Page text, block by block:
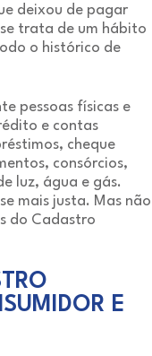
deixou de pagar
trata de um hábito
o histórico de
pessoas físicas e
e contas
cheque
consórcios,
luz, água e gás.
mais justa. Mas não
do Cadastro
E